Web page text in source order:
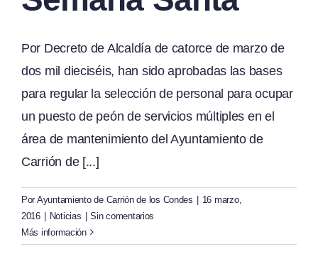
Por Decreto de Alcaldía de catorce de marzo de
dos mil dieciséis, han sido aprobadas las bases
para regular la selección de personal para ocupar
un puesto de peón de servicios múltiples en el
área de mantenimiento del Ayuntamiento de
Carrión de [...]
Por Ayuntamiento de Carrión de los Condes | 16 marzo,
2016 | Noticias | Sin comentarios
Más información